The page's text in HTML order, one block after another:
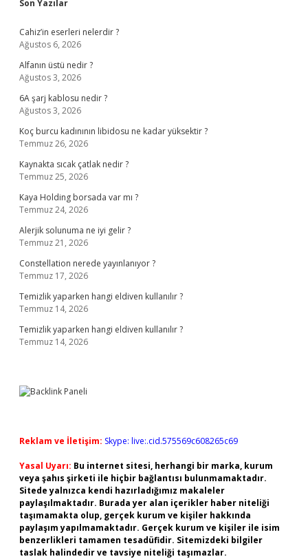
Sidebar
Son Yazılar
Cahiz’in eserleri nelerdir ?
Ağustos 6, 2026
Alfanın üstü nedir ?
Ağustos 3, 2026
6A şarj kablosu nedir ?
Ağustos 3, 2026
Koç burcu kadınının libidosu ne kadar yüksektir ?
Temmuz 26, 2026
Kaynakta sıcak çatlak nedir ?
Temmuz 25, 2026
Kaya Holding borsada var mı ?
Temmuz 24, 2026
Alerjik solunuma ne iyi gelir ?
Temmuz 21, 2026
Constellation nerede yayınlanıyor ?
Temmuz 17, 2026
Temizlik yaparken hangi eldiven kullanılır ?
Temmuz 14, 2026
Temizlik yaparken hangi eldiven kullanılır ?
Temmuz 14, 2026
Reklam ve İletişim: Skype: live:.cid.575569c608265c69
Yasal Uyarı: Bu internet sitesi, herhangi bir marka, kurum
veya şahıs şirketi ile hiçbir bağlantısı bulunmamaktadır.
Sitede yalnızca kendi hazırladığımız makaleler
paylaşılmaktadır. Burada yer alan içerikler haber niteliği
taşımamakta olup, gerçek kurum ve kişiler hakkında
paylaşım yapılmamaktadır. Gerçek kurum ve kişiler ile isim
benzerlikleri tamamen tesadüfidir. Sitemizdeki bilgiler
taslak halindedir ve tavsiye niteliği taşımazlar.